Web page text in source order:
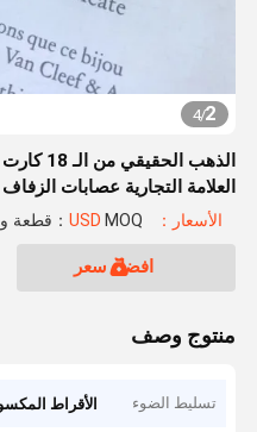
2
/
4
العلامة التجارية عصابات
الأسعار：USD MOQ：قطعة واحدة
افضل سعر
منتوج وصف
تسليط الضوء الأقراط